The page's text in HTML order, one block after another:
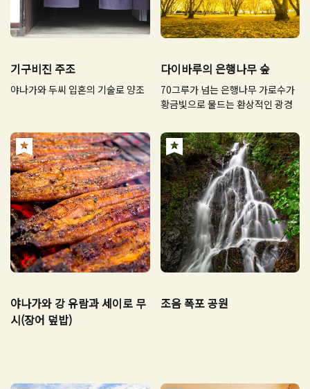
기구비진 주조
야나가와 두씨 입혼의 기술로 양조
다이바루의 은행나무 숲
70그루가 넘는 은행나무 가로수가
황금빛으로 물드는 환상적인 광경
야나가와 강 유람과 세이로 무
시(장어 덮밥)
조음 폭포 공원